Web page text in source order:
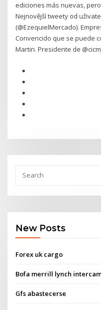
ediciones más nuevas,
Nejnovější tweety od
(@EzequielMercado).
Convencido que se puede
Martin. Presidente de
New Posts
Forex uk cargo
Bofa merrill lynch
Gfs abastecerse